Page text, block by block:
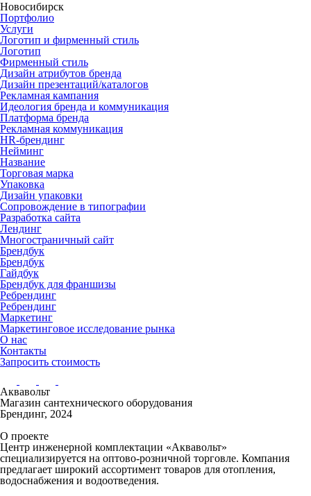
Новосибирск
Портфолио
Услуги
Логотип и фирменный стиль
Логотип
Фирменный стиль
Дизайн атрибутов бренда
Дизайн презентаций/каталогов
Рекламная кампания
Идеология бренда и коммуникация
Платформа бренда
Рекламная коммуникация
HR-брендинг
Нейминг
Название
Торговая марка
Упаковка
Дизайн упаковки
Сопровождение в типографии
Разработка сайта
Лендинг
Многостраничный сайт
Брендбук
Брендбук
Гайдбук
Брендбук для франшизы
Ребрендинг
Ребрендинг
Маркетинг
Маркетинговое исследование рынка
О нас
Контакты
Запросить стоимость
Аквавольт
Магазин сантехнического оборудования
Брендинг, 2024
О проекте
Центр инженерной комплектации «Аквавольт»
специализируется на оптово-розничной торговле. Компания
предлагает широкий ассортимент товаров для отопления,
водоснабжения и водоотведения.